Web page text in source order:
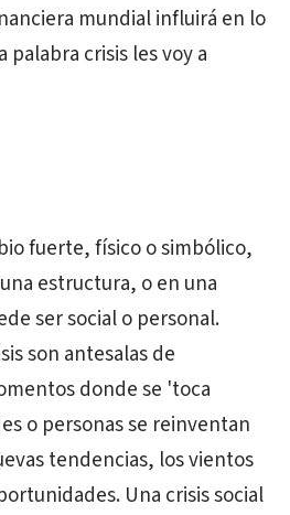
mundial influirá en lo
palabra crisis les voy a
fuerte, físico o simbólico,
estructura, o en una
ser social o personal.
son antesalas de
donde se 'toca
o personas se reinventan
tendencias, los vientos
Una crisis social